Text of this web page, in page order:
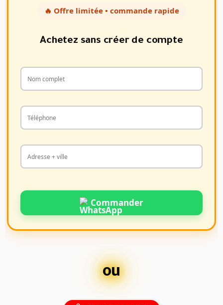
🔥 Offre limitée • commande rapide
Achetez sans créer de compte
Commander
ou